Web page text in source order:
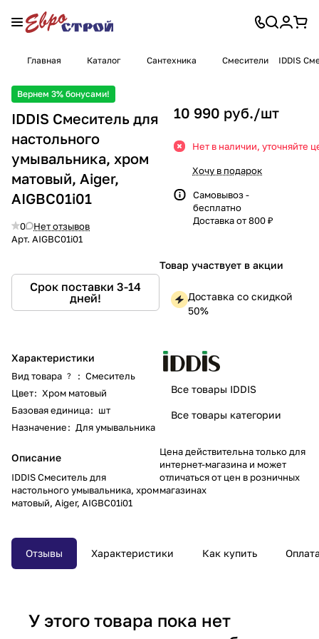
Главная Каталог Сантехника Смесители IDDIS
Вернем 3% бонусами!
IDDIS Cмеситель для
настольного
умывальника, хром
матовый, Aiger,
AIGBC01i01
0
Нет отзывов
Арт. AIGBC01i01
Срок поставки 3-14
дней!
Характеристики
Вид товара ? : Смеситель
Цвет: Хром матовый
Базовая единица: шт
Назначение: Для умывальника
Описание
IDDIS Cмеситель для
настольного умывальника, хром
матовый, Aiger, AIGBC01i01
10 990 руб./шт
Нет в наличии, уточняйте
Хочу в подарок
Самовывоз -
бесплатно
Доставка от 800 ₽
Товар участвует в акции
Доставка со скидкой
50%
Все товары IDDIS
Все товары категории
Цена действительна только для
интернет-магазина и может
отличаться от цен в розничных
магазинах
Отзывы Характеристики Как купить
У этого товара пока нет